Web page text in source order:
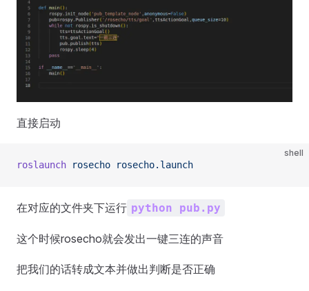
直接启动
shell
roslaunch rosecho rosecho.launch
在对应的文件夹下运行 python pub.py
这个时候rosecho就会发出一键三连的声音
把我们的话转成文本并做出判断是否正确